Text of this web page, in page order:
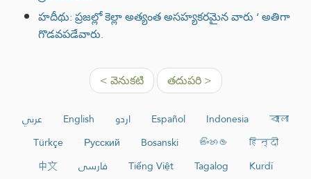
హదీథు: ప్రజల్లో కెల్లా అత్యంత అసహ్యకరమైన వారు ‘ అతిగా
గొడవపడేవారు.
< వెనుకటి తదుపరి >
عربي English اردو Español Indonesia
বাংলা
Türkçe
Русский Bosanski සිංහල
हिन्दी
中文
فارسی Tiếng Việt Tagalog
Kurdî